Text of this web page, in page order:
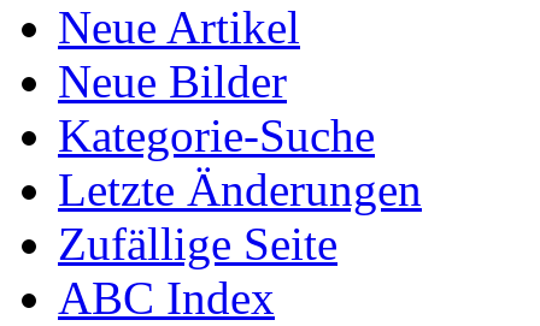
Neue Artikel
Neue Bilder
Kategorie-Suche
Letzte Änderungen
Zufällige Seite
ABC Index